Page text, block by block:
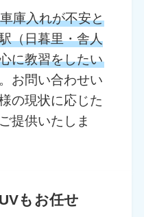
庫入れが不安と
（日暮里・舎人
に教習をしたい
お問い合わせい
の現状に応じた
提供いたしま
もお任せ